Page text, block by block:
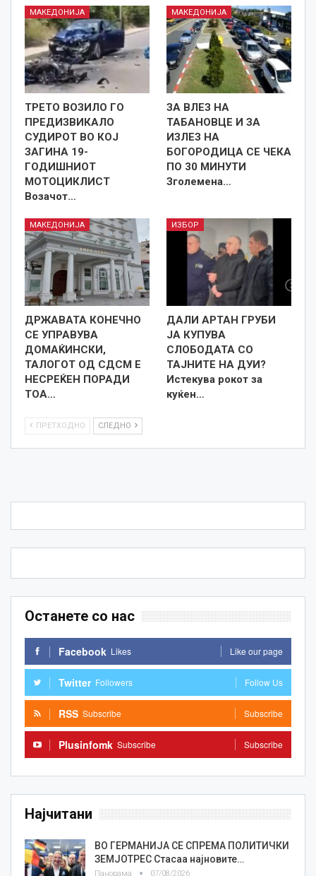
МАКЕДОНИЈА
ТРЕТО ВОЗИЛО ГО
ПРЕДИЗВИКАЛО
СУДИРОТ ВО КОЈ
ЗАГИНА 19-
ГОДИШНИОТ
МОТОЦИКЛИСТ
Возачот…
МАКЕДОНИЈА
ЗА ВЛЕЗ НА
ТАБАНОВЦЕ И ЗА
ИЗЛЕЗ НА
БОГОРОДИЦА СЕ ЧЕКА
ПО 30 МИНУТИ
Зголемена…
МАКЕДОНИЈА
ДРЖАВАТА КОНЕЧНО
СЕ УПРАВУВА
ДОМАЌИНСКИ,
ТАЛОГОТ ОД СДСМ Е
НЕСРЕЌЕН ПОРАДИ
ТОА…
ИЗБОР
ДАЛИ АРТАН ГРУБИ
ЈА КУПУВА
СЛОБОДАТА СО
ТАЈНИТЕ НА ДУИ?
Истекува рокот за
куќен…
ПРЕТХОДНО СЛЕДНО
Останете со нас
Facebook Likes Like our page
Twitter Followers Follow Us
RSS Subscribe Subscribe
Plusinfomk Subscribe Subscribe
Најчитани
ВО ГЕРМАНИЈА СЕ СПРЕМА ПОЛИТИЧКИ
ЗЕМЈОТРЕС Стасаа најновите…
Панорама 07/08/2026